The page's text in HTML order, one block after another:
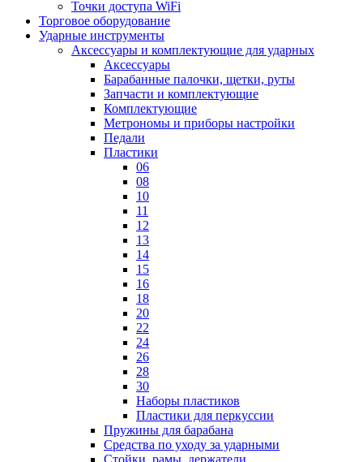
Точки доступа WiFi
Торговое оборудование
Ударные инструменты
Аксессуары и комплектующие для ударных
Аксессуары
Барабанные палочки, щетки, руты
Запчасти и комплектующие
Комплектующие
Метрономы и приборы настройки
Педали
Пластики
06
08
10
11
12
13
14
15
16
18
20
22
24
26
28
30
Наборы пластиков
Пластики для перкуссии
Пружины для барабана
Средства по уходу за ударными
Стойки, рамы, держатели